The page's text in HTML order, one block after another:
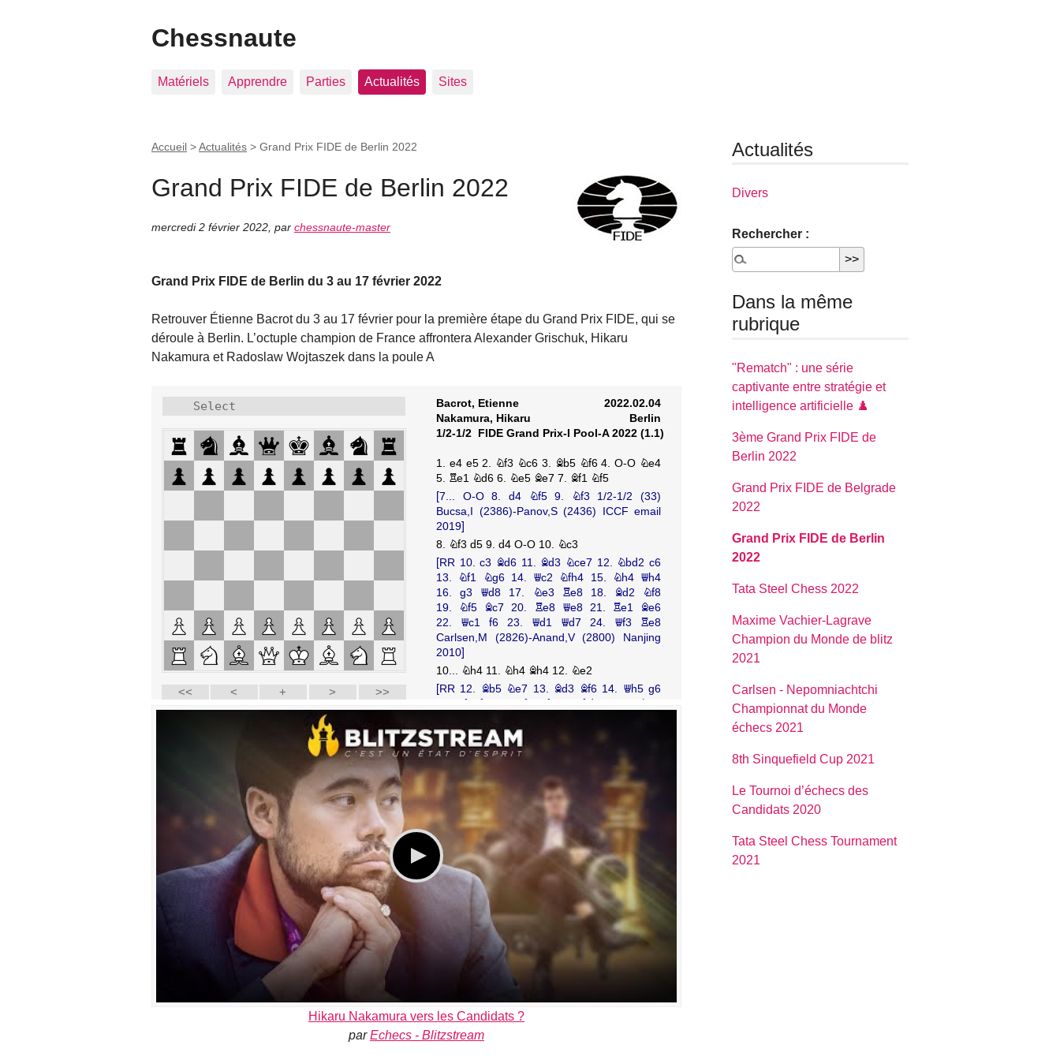
Chessnaute
Matériels Apprendre Parties Actualités Sites
Accueil >Actualités > Grand Prix FIDE de Berlin 2022
Grand Prix FIDE de Berlin 2022
mercredi 2 février 2022 par chessnaute-master
Grand Prix FIDE de Berlin du 3 au 17 février 2022
Retrouver Étienne Bacrot du 3 au 17 février pour la première étape du Grand Prix FIDE, qui se
déroule à Berlin. L’octuple champion de France affrontera Alexander Grischuk, Hikaru
Nakamura et Radoslaw Wojtaszek dans la poule A
Hikaru Nakamura vers les Candidats ?
parEchecs - Blitzstream
Actualités
Divers
Rechercher :
Dans la même
rubrique
"Rematch" : une série
captivante entre stratégie et
intelligence artificielle ♟️
3ème Grand Prix FIDE de
Berlin 2022
Grand Prix FIDE de Belgrade
2022
Grand Prix FIDE de Berlin
2022
Tata Steel Chess 2022
Maxime Vachier-Lagrave
Champion du Monde de blitz
2021
Carlsen - Nepomniachtchi
Championnat du Monde
échecs 2021
8th Sinquefield Cup 2021
Le Tournoi d’échecs des
Candidats 2020
Tata Steel Chess Tournament
2021